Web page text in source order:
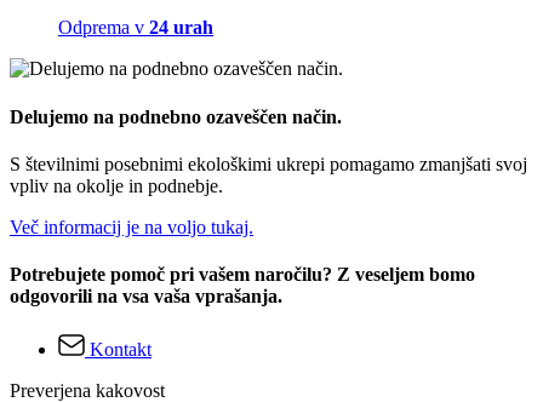
Odprema v 24 urah
Delujemo na podnebno ozaveščen način.
S številnimi posebnimi ekološkimi ukrepi pomagamo zmanjšati svoj
vpliv na okolje in podnebje.
Več informacij je na voljo tukaj.
Potrebujete pomoč pri vašem naročilu? Z veseljem bomo
odgovorili na vsa vaša vprašanja.
Kontakt
Preverjena kakovost